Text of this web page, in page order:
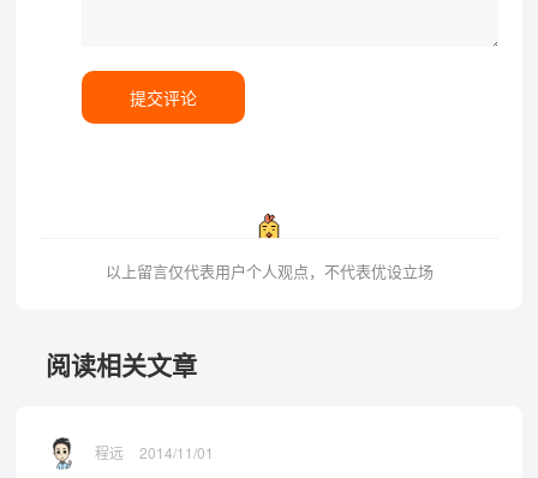
提交评论
以上留言仅代表用户个人观点，不代表优设立场
阅读相关文章
程远 2014/11/01